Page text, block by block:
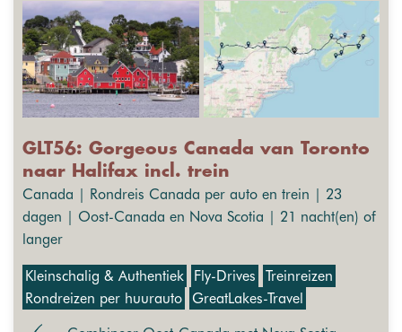
GLT56: Gorgeous Canada van Toronto
naar Halifax incl. trein
Canada | Rondreis Canada per auto en trein | 23
dagen | Oost-Canada en Nova Scotia | 21 nacht(en) of
langer
Kleinschalig & Authentiek Fly-Drives
Treinreizen
Rondreizen per huurauto GreatLakes-Travel